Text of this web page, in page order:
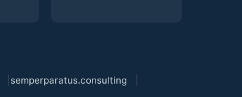
semperparatus.consulting